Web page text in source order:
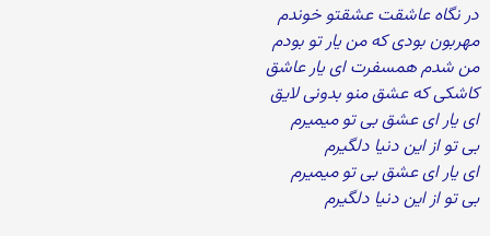
در نگاه عاشقت عشقتو خوندم
مهربون بودی که من یار تو بودم
من شدم همسفرت ای یار عاشق
کاشکی که عشق منو بدونی لایق
ای یار ای عشق بی تو میمیرم
بی تو از این دنیا دلگیرم
ای یار ای عشق بی تو میمیرم
بی تو از این دنیا دلگیرم